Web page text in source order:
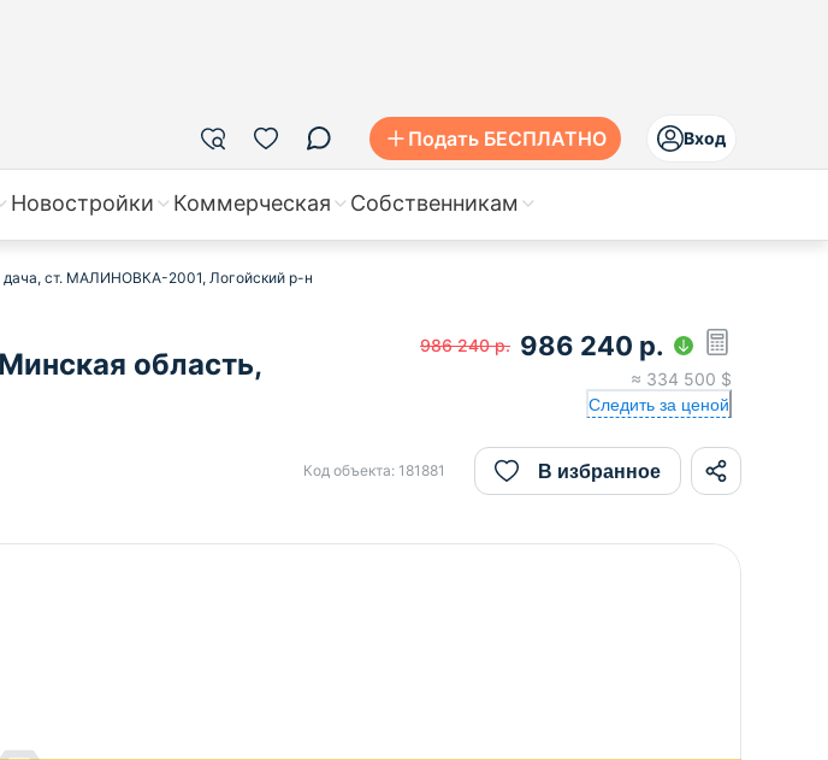
Подать БЕСПЛАТНО Вход
Новостройки Коммерческая Собственникам
дача, ст. МАЛИНОВКА-2001, Логойский р-н
область,
986 240 р. 986 240 р.
≈ 334 500 $
Следить за ценой
Код объекта: 181881 В избранное